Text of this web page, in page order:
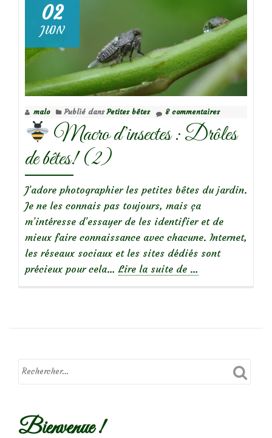
rayée,
noire
et
jaune,
une
belle
araignée!
02
JUIN
malo Publié dansPetites bêtes 8 commentaires
Macro d’insectes : Drôles
de bêtes! (2)
J’adore photographier les petites bêtes du jardin.
Je ne les connais pas toujours, mais ça
m’intéresse d’essayer de les identifier et de
mieux faire connaissance avec chacune. Internet,
les réseaux sociaux et les sites dédiés sont
précieux pour cela… Lire la suite de à
Macro
:
…
Bienvenue !